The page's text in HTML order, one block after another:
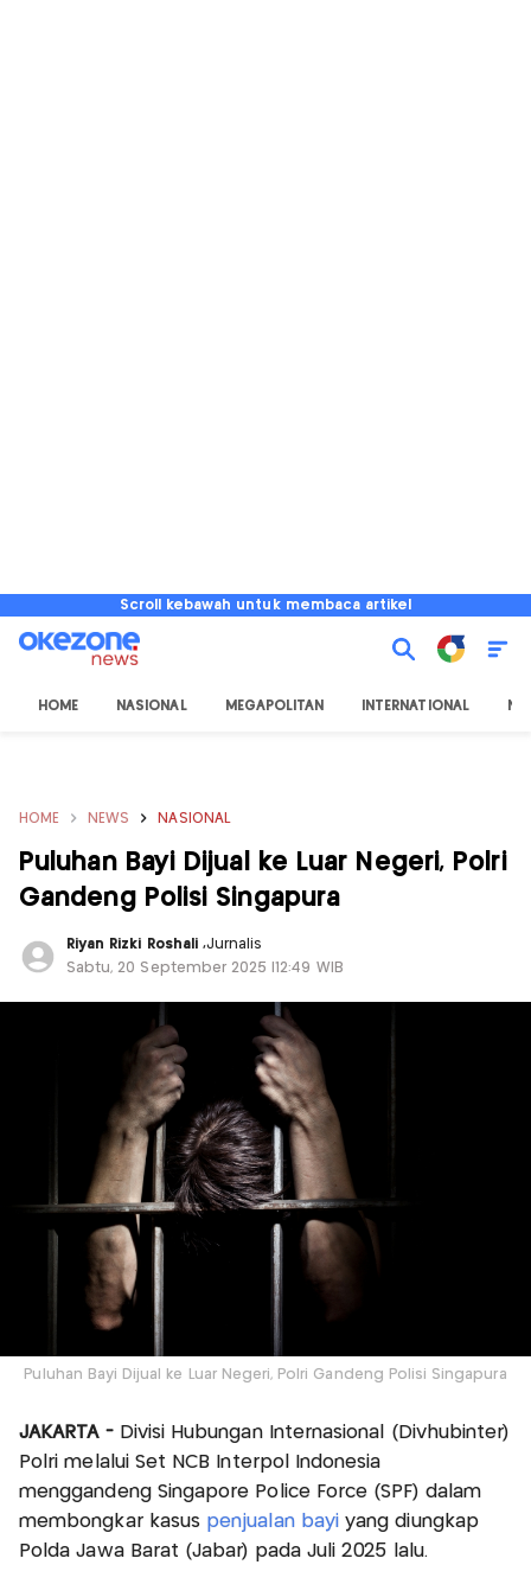
Scroll kebawah untuk membaca artikel
HOME NASIONAL MEGAPOLITAN INTERNATIONAL
HOME NEWS NASIONAL
Puluhan Bayi Dijual ke Luar Negeri, Polri
Gandeng Polisi Singapura
Riyan Rizki Roshali ,Jurnalis
Sabtu, 20 September 2025 |12:49 WIB
Puluhan Bayi Dijual ke Luar Negeri, Polri Gandeng Polisi Singapura
JAKARTA -Divisi Hubungan Internasional (Divhubinter)
Polri melalui Set NCB Interpol Indonesia
menggandeng Singapore Police Force (SPF) dalam
membongkar kasus penjualan bayiyang diungkap
Polda Jawa Barat (Jabar) pada Juli 2025 lalu.